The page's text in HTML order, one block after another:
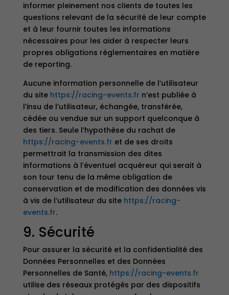
informer pleinement nos clients de toutes les
questions relevant de la sécurité de leur compte
et à leur fournir toutes les informations
nécessaires pour les aider à respecter leurs
propres obligations réglementaires en matière
de reporting.
Aucune information personnelle de l’utilisateur
du site https://racing-events.fr n’est publiée à
l’insu de l’utilisateur, échangée, transférée,
cédée ou vendue sur un support quelconque à
des tiers. Seule l’hypothèse du rachat de
https://racing-events.fr et de ses droits
permettrait la transmission des dites
informations à l’éventuel acquéreur qui serait à
son tour tenu de la même obligation de
conservation et de modification des données vis
à vis de l’utilisateur du site https://racing-
events.fr.
9. Sécurité
Pour assurer la sécurité et la confidentialité des
Données Personnelles et des Données
Personnelles de Santé, https://racing-events.fr
utilise des réseaux protégés par des dispositifs